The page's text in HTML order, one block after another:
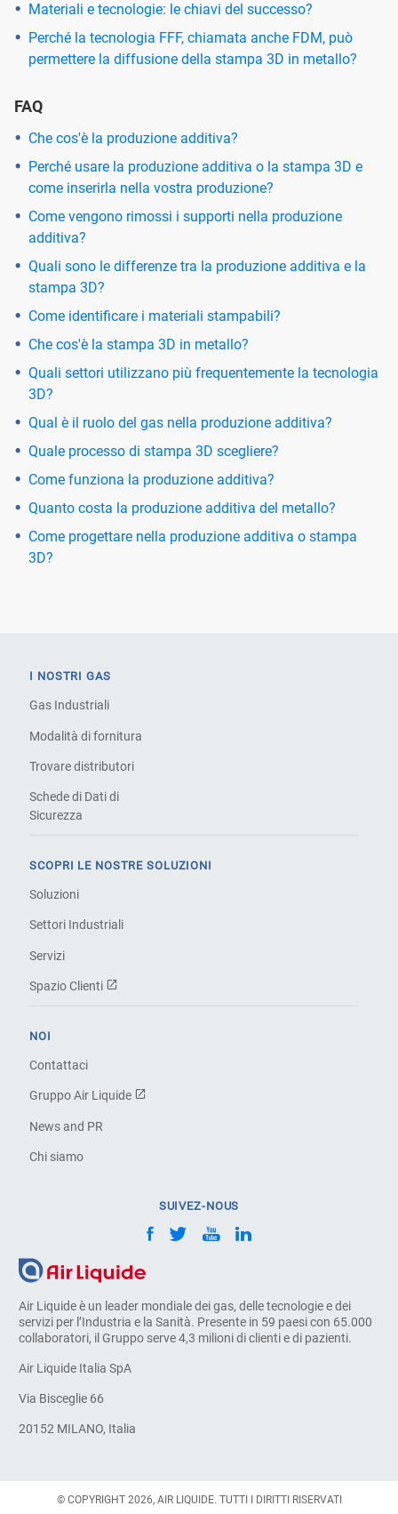
Materiali e tecnologie: le chiavi del successo?
Perché la tecnologia FFF, chiamata anche FDM, può
permettere la diffusione della stampa 3D in metallo?
FAQ
Che cos'è la produzione additiva?
Perché usare la produzione additiva o la stampa 3D e
come inserirla nella vostra produzione?
Come vengono rimossi i supporti nella produzione
additiva?
Quali sono le differenze tra la produzione additiva e la
stampa 3D?
Come identificare i materiali stampabili?
Che cos'è la stampa 3D in metallo?
Quali settori utilizzano più frequentemente la tecnologia
3D?
Qual è il ruolo del gas nella produzione additiva?
Quale processo di stampa 3D scegliere?
Come funziona la produzione additiva?
Quanto costa la produzione additiva del metallo?
Come progettare nella produzione additiva o stampa
3D?
Air Liquide è un leader mondiale dei gas, delle tecnologie e dei
servizi per l’Industria e la Sanità. Presente in 59 paesi con 65.000
collaboratori, il Gruppo serve 4,3 milioni di clienti e di pazienti.
Air Liquide Italia SpA
Via Bisceglie 66
20152 MILANO, Italia
I NOSTRI GAS
Gas Industriali
Modalità di fornitura
Trovare distributori
Schede di Dati di
Sicurezza
SCOPRI LE NOSTRE SOLUZIONI
Soluzioni
Settori Industriali
Servizi
Spazio Clienti
NOI
Contattaci
Gruppo Air Liquide
News and PR
Chi siamo
SUIVEZ-NOUS
© COPYRIGHT 2026, AIR LIQUIDE. TUTTI I DIRITTI RISERVATI